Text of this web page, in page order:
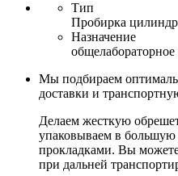
Тип
Пробирка
Назначение
общелабораторное
Мы подбираем
доставки и
Делаем жесткую
упаковываем в большую
прокладками. Вы
при дальней